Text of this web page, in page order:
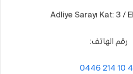
Adliye Sarayı Kat: 3 /
رقم الهاتف:
0446 214 10